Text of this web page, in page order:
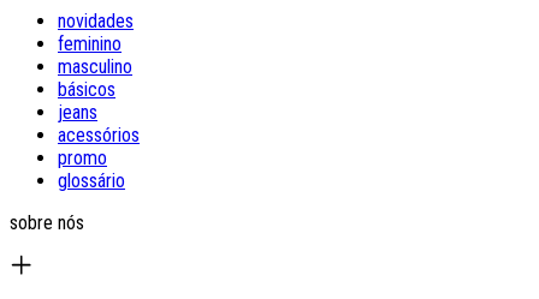
novidades
feminino
masculino
básicos
jeans
acessórios
promo
glossário
sobre nós